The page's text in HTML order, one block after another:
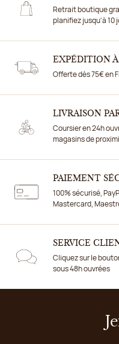
Retrait boutique
planifiez jusqu'à 10
EXPÉDITION
Offerte dès 75€ en
LIVRAISON
Coursier en 24h
magasins de
PAIEMENT
100% sécurisé,
Mastercard,
SERVICE
Cliquez sur le
sous 48h ouvrées